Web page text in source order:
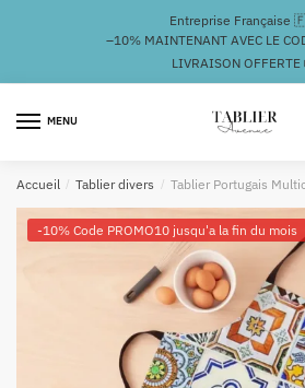
navigation
Entreprise Française
–10% MAINTENANT AVEC LE
LIVRAISON OFFERTE
MENU
Accueil / Tablier divers / Tablier Portugais
-10% Code PROMO10 jusqu'a la fin du mois